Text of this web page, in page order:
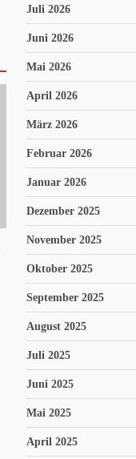
Juli 2026
Juni 2026
Mai 2026
April 2026
März 2026
Februar 2026
Januar 2026
Dezember 2025
November 2025
Oktober 2025
September 2025
August 2025
Juli 2025
Juni 2025
Mai 2025
April 2025